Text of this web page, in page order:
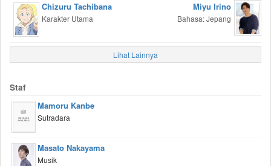
Chizuru Tachibana
Karakter Utama
Miyu Irino
Bahasa: Jepang
Lihat Lainnya
Staf
Mamoru Kanbe
Sutradara
Masato Nakayama
Musik